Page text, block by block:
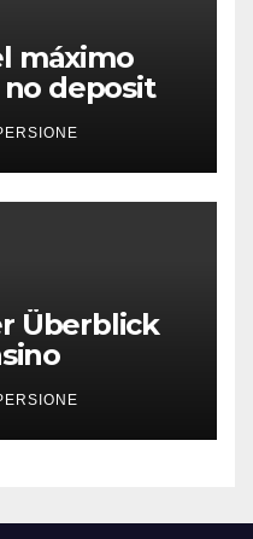
máximo
deposit
casino
Überblick